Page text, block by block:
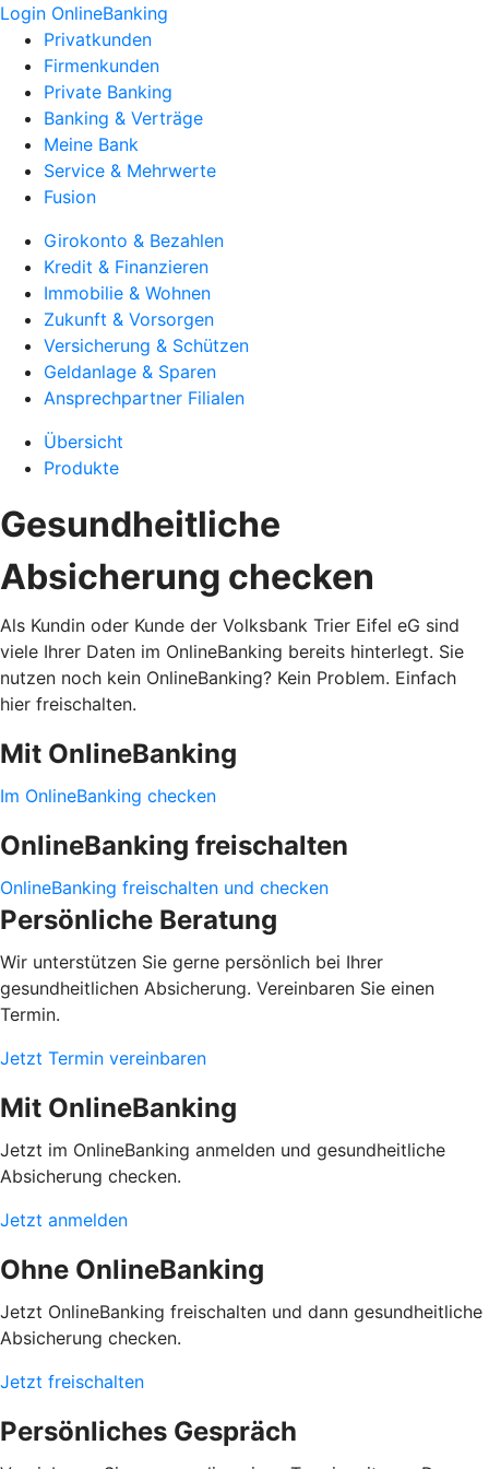
Login OnlineBanking
Privatkunden
Firmenkunden
Private Banking
Banking & Verträge
Meine Bank
Service & Mehrwerte
Fusion
Girokonto & Bezahlen
Kredit & Finanzieren
Immobilie & Wohnen
Zukunft & Vorsorgen
Versicherung & Schützen
Geldanlage & Sparen
Ansprechpartner Filialen
Übersicht
Produkte
Gesundheitliche
Absicherung checken
Als Kundin oder Kunde der Volksbank Trier Eifel eG sind
viele Ihrer Daten im OnlineBanking bereits hinterlegt. Sie
nutzen noch kein OnlineBanking? Kein Problem. Einfach
hier freischalten.
Mit OnlineBanking
Im OnlineBanking checken
OnlineBanking freischalten
OnlineBanking freischalten und checken
Persönliche Beratung
Wir unterstützen Sie gerne persönlich bei Ihrer
gesundheitlichen Absicherung. Vereinbaren Sie einen
Termin.
Jetzt Termin vereinbaren
Mit OnlineBanking
Jetzt im OnlineBanking anmelden und gesundheitliche
Absicherung checken.
Jetzt anmelden
Ohne OnlineBanking
Jetzt OnlineBanking freischalten und dann gesundheitliche
Absicherung checken.
Jetzt freischalten
Persönliches Gespräch